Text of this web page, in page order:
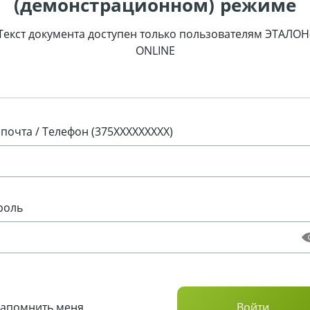
документа доступен только пользователям
ONLINE
/ Телефон (375XXXXXXXXX)